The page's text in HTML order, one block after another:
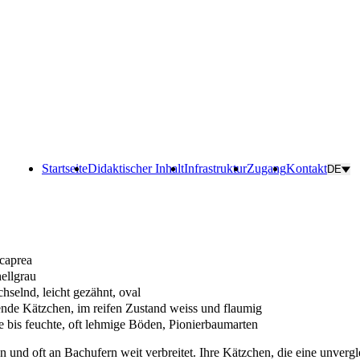
StartseiteDidaktischer InhaltInfrastrukturZugangKontaktDE
leicht gezähnt, oval
Kätzchen, im reifen Zustand weiss und flaumig
bis feuchte, oft lehmige Böden, Pionierbaumarten
und oft an Bachufern weit verbreitet. Ihre Kätzchen, die eine